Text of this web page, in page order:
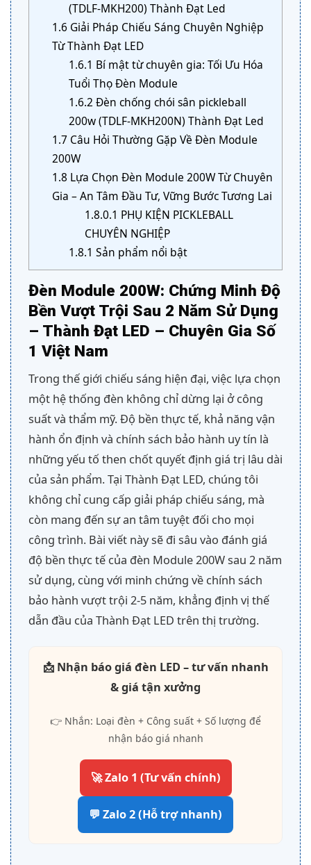
(TDLF-MKH200) Thành Đạt Led
1.6 Giải Pháp Chiếu Sáng Chuyên Nghiệp
Từ Thành Đạt LED
1.6.1 Bí mật từ chuyên gia: Tối Ưu Hóa
Tuổi Thọ Đèn Module
1.6.2 Đèn chống chói sân pickleball
200w (TDLF-MKH200N) Thành Đạt Led
1.7 Câu Hỏi Thường Gặp Về Đèn Module
200W
1.8 Lựa Chọn Đèn Module 200W Từ Chuyên
Gia – An Tâm Đầu Tư, Vững Bước Tương Lai
1.8.0.1 PHỤ KIỆN PICKLEBALL
CHUYÊN NGHIỆP
1.8.1 Sản phẩm nổi bật
Đèn Module 200W: Chứng Minh Độ
Bền Vượt Trội Sau 2 Năm Sử Dụng
– Thành Đạt LED – Chuyên Gia Số
1 Việt Nam
Trong thế giới chiếu sáng hiện đại, việc lựa chọn
một hệ thống đèn không chỉ dừng lại ở công
suất và thẩm mỹ. Độ bền thực tế, khả năng vận
hành ổn định và chính sách bảo hành uy tín là
những yếu tố then chốt quyết định giá trị lâu dài
của sản phẩm. Tại Thành Đạt LED, chúng tôi
không chỉ cung cấp giải pháp chiếu sáng, mà
còn mang đến sự an tâm tuyệt đối cho mọi
công trình. Bài viết này sẽ đi sâu vào đánh giá
độ bền thực tế của đèn Module 200W sau 2 năm
sử dụng, cùng với minh chứng về chính sách
bảo hành vượt trội 2-5 năm, khẳng định vị thế
dẫn đầu của Thành Đạt LED trên thị trường.
📩 Nhận báo giá đèn LED – tư vấn nhanh
& giá tận xưởng
👉 Nhắn: Loại đèn + Công suất + Số lượng để
nhận báo giá nhanh
🚀 Zalo 1 (Tư vấn chính)
💬 Zalo 2 (Hỗ trợ nhanh)